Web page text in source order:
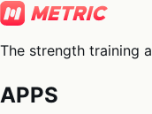
The strength training
APPS